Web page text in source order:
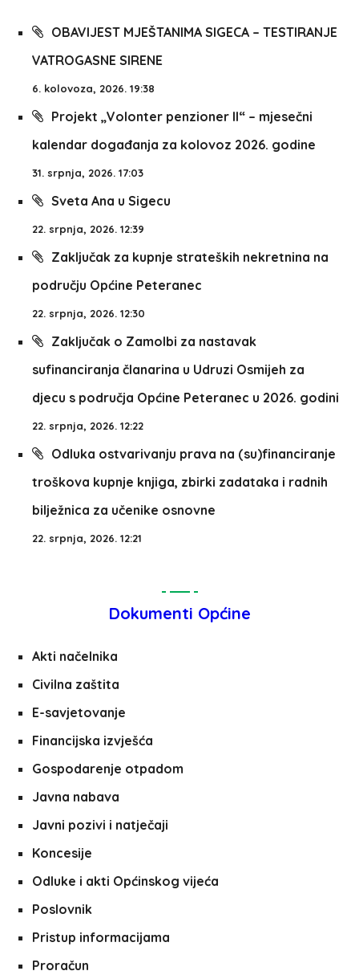
OBAVIJEST MJEŠTANIMA SIGECA – TESTIRANJE
VATROGASNE SIRENE
6. kolovoza, 2026. 19:38
Projekt „Volonter penzioner II“ – mjesečni
kalendar događanja za kolovoz 2026. godine
31. srpnja, 2026. 17:03
Sveta Ana u Sigecu
22. srpnja, 2026. 12:39
Zaključak za kupnje strateških nekretnina na
području Općine Peteranec
22. srpnja, 2026. 12:30
Zaključak o Zamolbi za nastavak
sufinanciranja članarina u Udruzi Osmijeh za
djecu s područja Općine Peteranec u 2026. godini
22. srpnja, 2026. 12:22
Odluka ostvarivanju prava na (su)financiranje
troškova kupnje knjiga, zbirki zadataka i radnih
bilježnica za učenike osnovne
22. srpnja, 2026. 12:21
Dokumenti Općine
Akti načelnika
Civilna zaštita
E-savjetovanje
Financijska izvješća
Gospodarenje otpadom
Javna nabava
Javni pozivi i natječaji
Koncesije
Odluke i akti Općinskog vijeća
Poslovnik
Pristup informacijama
Proračun